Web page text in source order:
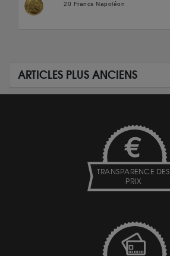
20 Francs Napoléon
ARTICLES PLUS ANCIENS
TRANSPARENCE DES
PRIX